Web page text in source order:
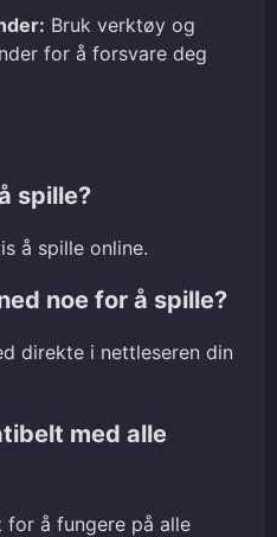
Bruk verktøy og
for å forsvare deg
spille?
å spille online.
noe for å spille?
direkte i nettleseren din
med alle
for å fungere på alle